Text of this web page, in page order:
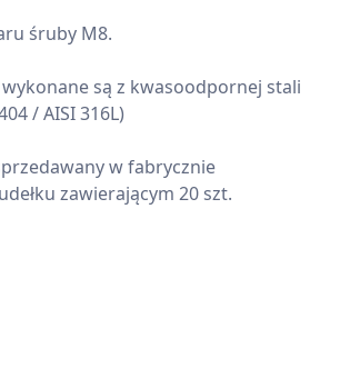
śruby M8.
są z kwasoodpornej stali
/ AISI 316L)
w fabrycznie
zawierającym 20 szt.